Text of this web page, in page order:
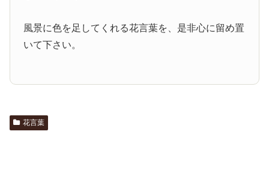
風景に色を足してくれる花言葉を、是非心に留め置
いて下さい。
花言葉